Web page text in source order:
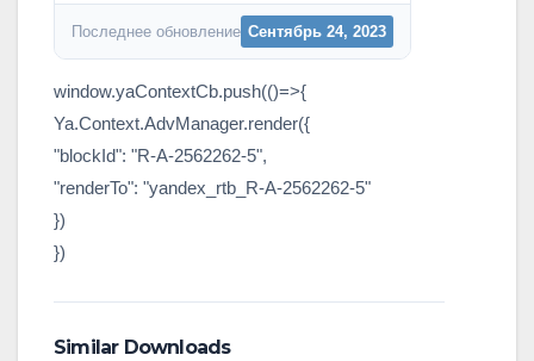
Последнее обновление Сентябрь 24, 2023
window.yaContextCb.push(()=>{
Ya.Context.AdvManager.render({
"blockId": "R-A-2562262-5",
"renderTo": "yandex_rtb_R-A-2562262-5"
})
})
Similar Downloads